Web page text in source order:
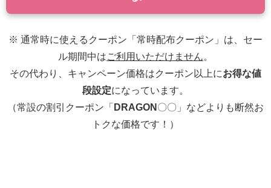
※ 通常時に使えるクーポン「常時配布クーポン」は、セー
ル期間中は ご利用いただけません
その代わり、キャンペーン価格はクーポン以上にお得な値
段設定になっています。
（常設の割引クーポン「DRAGON〇〇」などよりも断然お
トクな価格です！）